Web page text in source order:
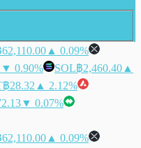
▲ 0.09%
▼ 0.90% SOL฿2,460.40 ▲
฿28.32 ▲ 2.12%
▼ 0.07%
▲ 0.09%